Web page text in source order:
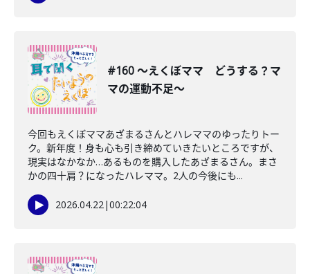
#160 〜えくぼママ どうする？マ
マの運動不足〜
今回もえくぼママあざまるさんとハレママのゆったりトー
ク。新年度！身も心も引き締めていきたいところですが、
現実はなかなか…あるものを購入したあざまるさん。まさ
かの四十肩？になったハレママ。2人の今後にも...
2026.04.22|00:22:04